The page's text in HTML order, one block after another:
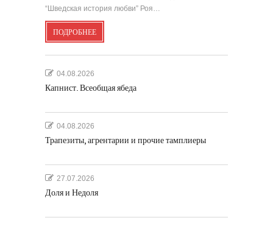
“Шведская история любви” Роя…
ПОДРОБНЕЕ
04.08.2026
Капнист. Всеобщая ябеда
04.08.2026
Трапезиты, агрентарии и прочие тамплиеры
27.07.2026
Доля и Недоля